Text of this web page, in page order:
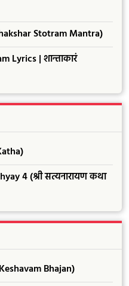
Stotram Mantra)
Lyrics | शान्ताकारं
4 (श्री सत्यनारायण कथा
Bhajan)